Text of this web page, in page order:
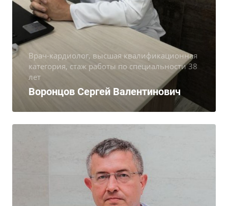
Врач-кардиолог, высшая квалификационная
категория, стаж работы по специальности 38
лет
Воронцов Сергей Валентинович